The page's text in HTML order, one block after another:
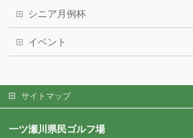
シニア月例杯
イベント
サイトマップ
一ツ瀬川県民ゴルフ場